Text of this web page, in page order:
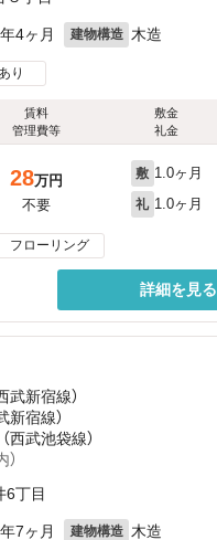
4ヶ月 建物構造 木造
り
賃料
管理費等
敷金
礼金
28万円
不要
敷 1.0ヶ月
礼 1.0ヶ月
フローリング
詳細を見る
武新宿線）
新宿線）
西武池袋線）
6丁目
7ヶ月 建物構造 木造